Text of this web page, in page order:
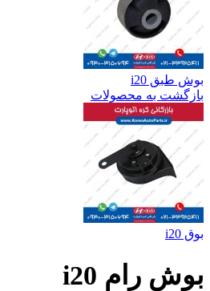
بوش طبق i20
بازگشت به محصولات
بوق i20
بوش رام i20